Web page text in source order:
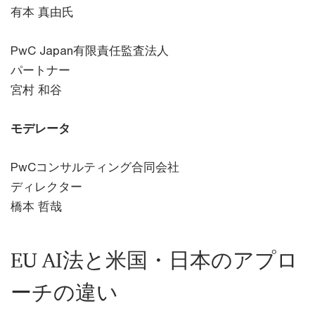
有本 真由氏
PwC Japan有限責任監査法人
パートナー
宮村 和谷
モデレータ
PwCコンサルティング合同会社
ディレクター
橋本 哲哉
EU AI法と米国・日本のアプロ
ーチの違い